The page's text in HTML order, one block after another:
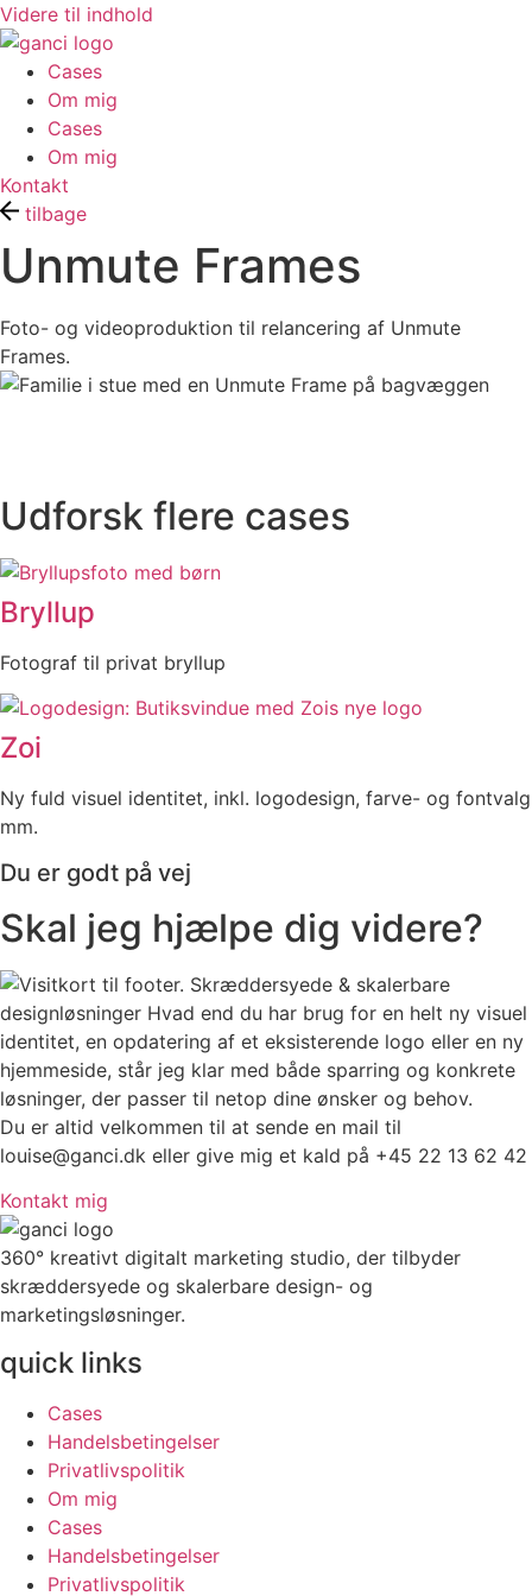
Videre til indhold
Cases
Om mig
Cases
Om mig
Kontakt
tilbage
Unmute Frames
Foto- og videoproduktion til relancering af Unmute
Frames.
Udforsk flere cases
Bryllup
Fotograf til privat bryllup
Zoi
Ny fuld visuel identitet, inkl. logodesign, farve- og fontvalg
mm.
Du er godt på vej
Skal jeg hjælpe dig videre?
Du er altid velkommen til at sende en mail til
louise@ganci.dk eller give mig et kald på +45 22 13 62 42
Kontakt mig
360° kreativt digitalt marketing studio, der tilbyder
skræddersyede og skalerbare design- og
marketingsløsninger.
quick links
Cases
Handelsbetingelser
Privatlivspolitik
Om mig
Cases
Handelsbetingelser
Privatlivspolitik